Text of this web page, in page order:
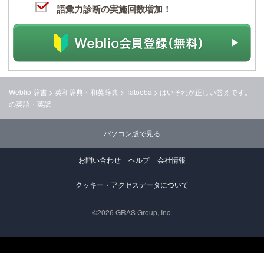
語彙力診断の実施回数増加！
Weblio 辞書 > 英和辞典・和英辞典 > Tatoeba > はいそれが正しい答えです。
の英語・英訳
パソコン版で見る
お問い合わせ ヘルプ 会社情報
クッキー・アクセスデータについて
©2026 GRAS Group, Inc.